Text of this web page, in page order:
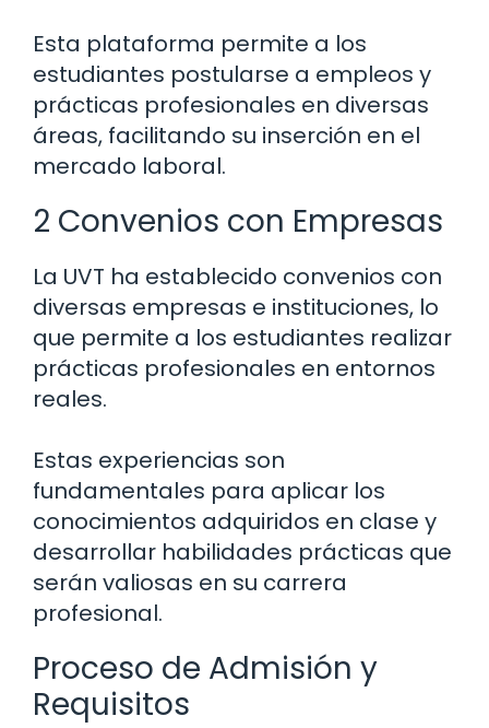
Esta plataforma permite a los
estudiantes postularse a empleos y
prácticas profesionales en diversas
áreas, facilitando su inserción en el
mercado laboral.
2 Convenios con Empresas
La UVT ha establecido convenios con
diversas empresas e instituciones, lo
que permite a los estudiantes realizar
prácticas profesionales en entornos
reales.
Estas experiencias son
fundamentales para aplicar los
conocimientos adquiridos en clase y
desarrollar habilidades prácticas que
serán valiosas en su carrera
profesional.
Proceso de Admisión y
Requisitos